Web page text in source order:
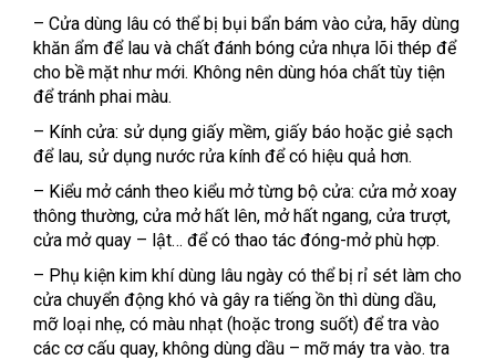
– Cửa dùng lâu có thể bị bụi bẩn bám vào cửa, hãy dùng
khăn ẩm để lau và chất đánh bóng cửa nhựa lõi thép để
cho bề mặt như mới. Không nên dùng hóa chất tùy tiện
để tránh phai màu.
– Kính cửa: sử dụng giấy mềm, giấy báo hoặc giẻ sạch
để lau, sử dụng nước rửa kính để có hiệu quả hơn.
– Kiểu mở cánh theo kiểu mở từng bộ cửa: cửa mở xoay
thông thường, cửa mở hất lên, mở hất ngang, cửa trượt,
cửa mở quay – lật… để có thao tác đóng-mở phù hợp.
– Phụ kiện kim khí dùng lâu ngày có thể bị rỉ sét làm cho
cửa chuyển động khó và gây ra tiếng ồn thì dùng dầu,
mỡ loại nhẹ, có màu nhạt (hoặc trong suốt) để tra vào
các cơ cấu quay, không dùng dầu – mỡ máy tra vào. tra